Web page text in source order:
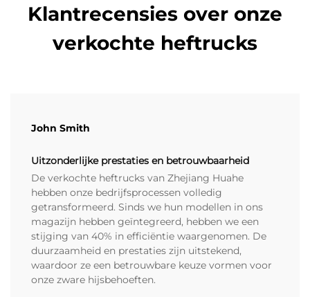
Klantrecensies over onze
verkochte heftrucks
John Smith
Uitzonderlijke prestaties en betrouwbaarheid
De verkochte heftrucks van Zhejiang Huahe
hebben onze bedrijfsprocessen volledig
getransformeerd. Sinds we hun modellen in ons
magazijn hebben geïntegreerd, hebben we een
stijging van 40% in efficiëntie waargenomen. De
duurzaamheid en prestaties zijn uitstekend,
waardoor ze een betrouwbare keuze vormen voor
onze zware hijsbehoeften.